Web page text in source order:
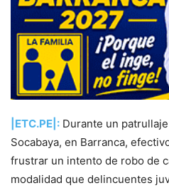
|ETC.PE|: Durante un
Socabaya, en Barranca,
frustrar un intento de robo de
modalidad que delincuentes